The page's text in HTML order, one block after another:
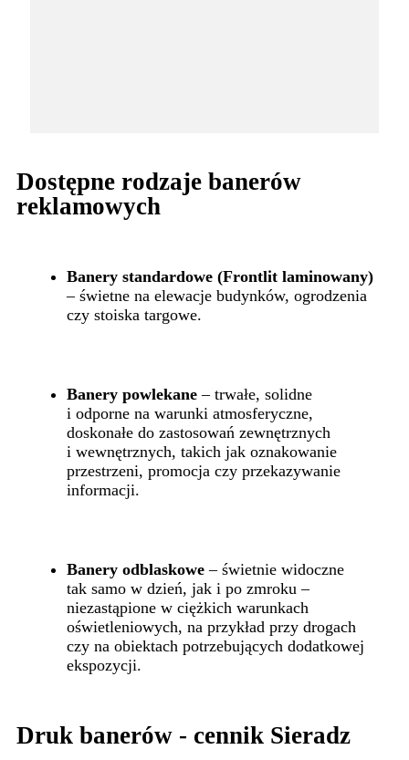
Dostępne rodzaje banerów
reklamowych
Banery standardowe (Frontlit laminowany)
– świetne na elewacje budynków, ogrodzenia
czy stoiska targowe.
Banery powlekane – trwałe, solidne
i odporne na warunki atmosferyczne,
doskonałe do zastosowań zewnętrznych
i wewnętrznych, takich jak oznakowanie
przestrzeni, promocja czy przekazywanie
informacji.
Banery odblaskowe – świetnie widoczne
tak samo w dzień, jak i po zmroku –
niezastąpione w ciężkich warunkach
oświetleniowych, na przykład przy drogach
czy na obiektach potrzebujących dodatkowej
ekspozycji.
Druk banerów - cennik Sieradz